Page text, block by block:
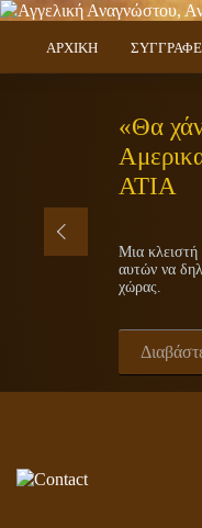
ΑΡΧΙΚΗ
«Θα
ΑΤΙΑ
Μια
αυτών να
χώρας.